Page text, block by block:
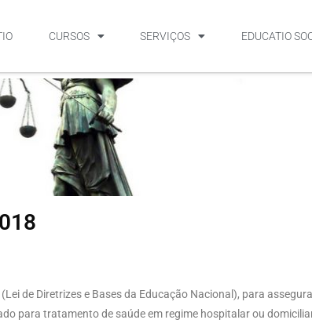
CURSOS SERVIÇOS EDUCATIO
de Diretrizes e Bases da Educação Nacional), para
para tratamento de saúde em regime hospitalar ou